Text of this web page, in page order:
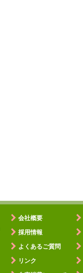
会社概要
採用情報
よくあるご質問
リンク